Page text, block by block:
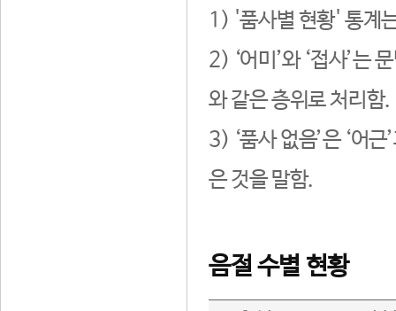
1) '품사별 현황' 통계
2) ‘어미’와 ‘접사’는
와 같은 층위로 처리함.
3) ‘품사 없음’은 ‘어
은 것을 말함.
음절 수별 현황